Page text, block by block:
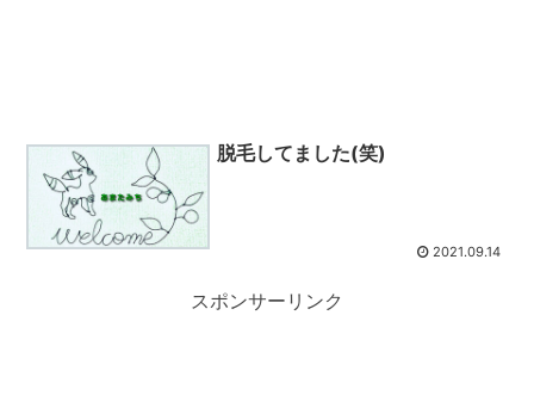
脱毛してました(笑)
2021.09.14
スポンサーリンク